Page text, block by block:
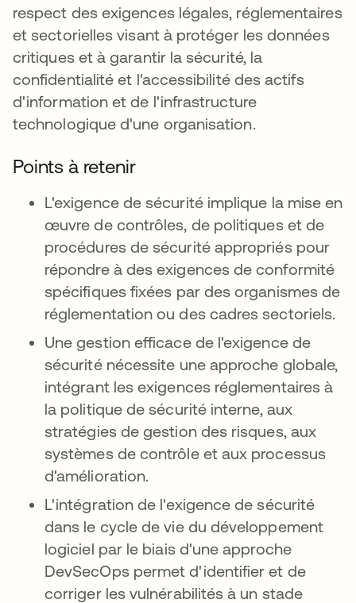
respect des exigences légales, réglementaires
et sectorielles visant à protéger les données
critiques et à garantir la sécurité, la
confidentialité et l'accessibilité des actifs
d'information et de l'infrastructure
technologique d'une organisation.
Points à retenir
L'exigence de sécurité implique la mise en
œuvre de contrôles, de politiques et de
procédures de sécurité appropriés pour
répondre à des exigences de conformité
spécifiques fixées par des organismes de
réglementation ou des cadres sectoriels.
Une gestion efficace de l'exigence de
sécurité nécessite une approche globale,
intégrant les exigences réglementaires à
la politique de sécurité interne, aux
stratégies de gestion des risques, aux
systèmes de contrôle et aux processus
d'amélioration.
L'intégration de l'exigence de sécurité
dans le cycle de vie du développement
logiciel par le biais d'une approche
DevSecOps permet d'identifier et de
corriger les vulnérabilités à un stade